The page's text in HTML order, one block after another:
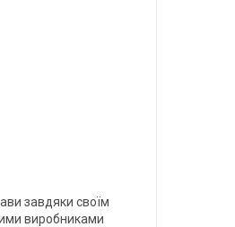
завдяки своїм
виробниками